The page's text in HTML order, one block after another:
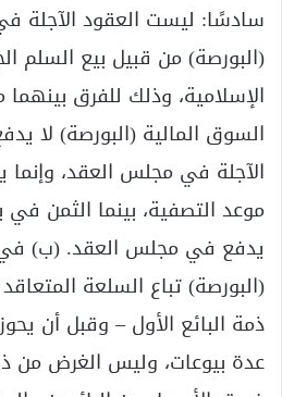
سادسًا: ليست العقود الآجلة
(البورصة) من قبيل بيع السلم
الإسلامية، وذلك للفرق
السوق المالية (البورصة) لا
الآجلة في مجلس العقد،
موعد التصفية، بينما الثمن
يدفع في مجلس العقد. (ب) في
(البورصة) تباع السلعة
ذمة البائع الأول – وقبل أن
عدة بيوعات، وليس الغرض من